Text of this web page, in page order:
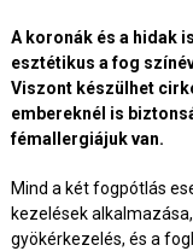
A koronák és a hidak
esztétikus a fog
Viszont készülhet
embereknél is
fémallergiájuk van.
Mind a két fogpótlás
kezelések
gyökérkezelés, és a